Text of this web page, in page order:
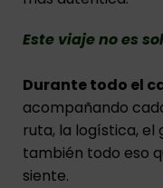
Este viaje no es
Durante todo el
acompañando
ruta, la logística, el
también todo eso
siente.